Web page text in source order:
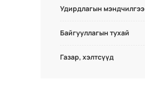
Удирдлагын мэндчилгээ
Байгууллагын тухай
Газар, хэлтсүүд